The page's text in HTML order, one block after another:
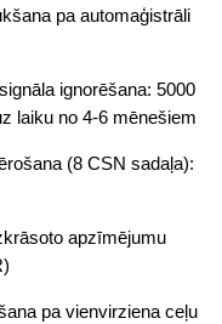
pa automaģistrāli
ignorēšana: 5000
laiku no 4-6 mēnešiem
(8 CSN sadaļa):
apzīmējumu
pa vienvirziena ceļu